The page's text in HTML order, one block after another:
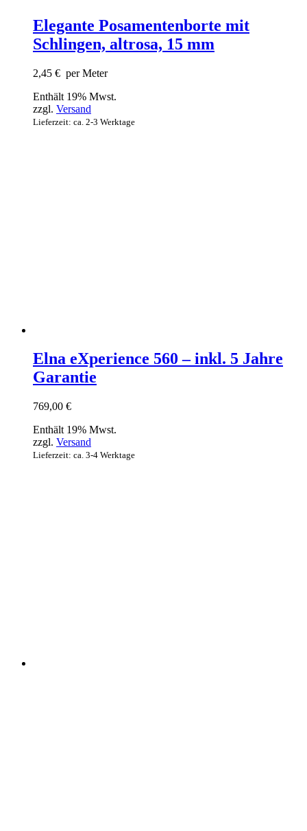
Elegante Posamentenborte mit
Schlingen, altrosa, 15 mm
2,45 € per Meter
Enthält 19% Mwst.
zzgl. Versand
Lieferzeit: ca. 2-3 Werktage
Elna eXperience 560 – inkl. 5 Jahre
Garantie
769,00 €
Enthält 19% Mwst.
zzgl. Versand
Lieferzeit: ca. 3-4 Werktage